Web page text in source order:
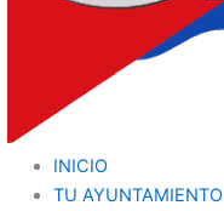
INICIO
TU AYUNTAMIENTO